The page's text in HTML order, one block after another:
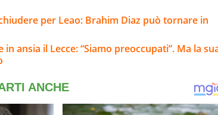
per Leao: Brahim Diaz può tornare in
ansia il Lecce: “Siamo preoccupati”. Ma la